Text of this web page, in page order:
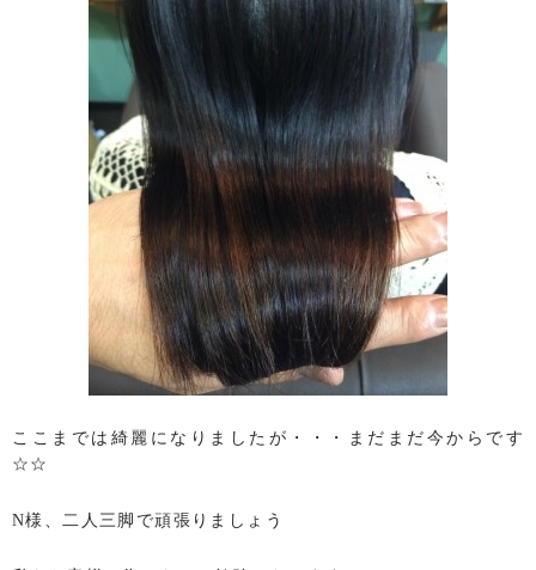
ここまでは綺麗になりましたが・・・まだまだ今からです
☆☆
N様、二人三脚で頑張りましょう